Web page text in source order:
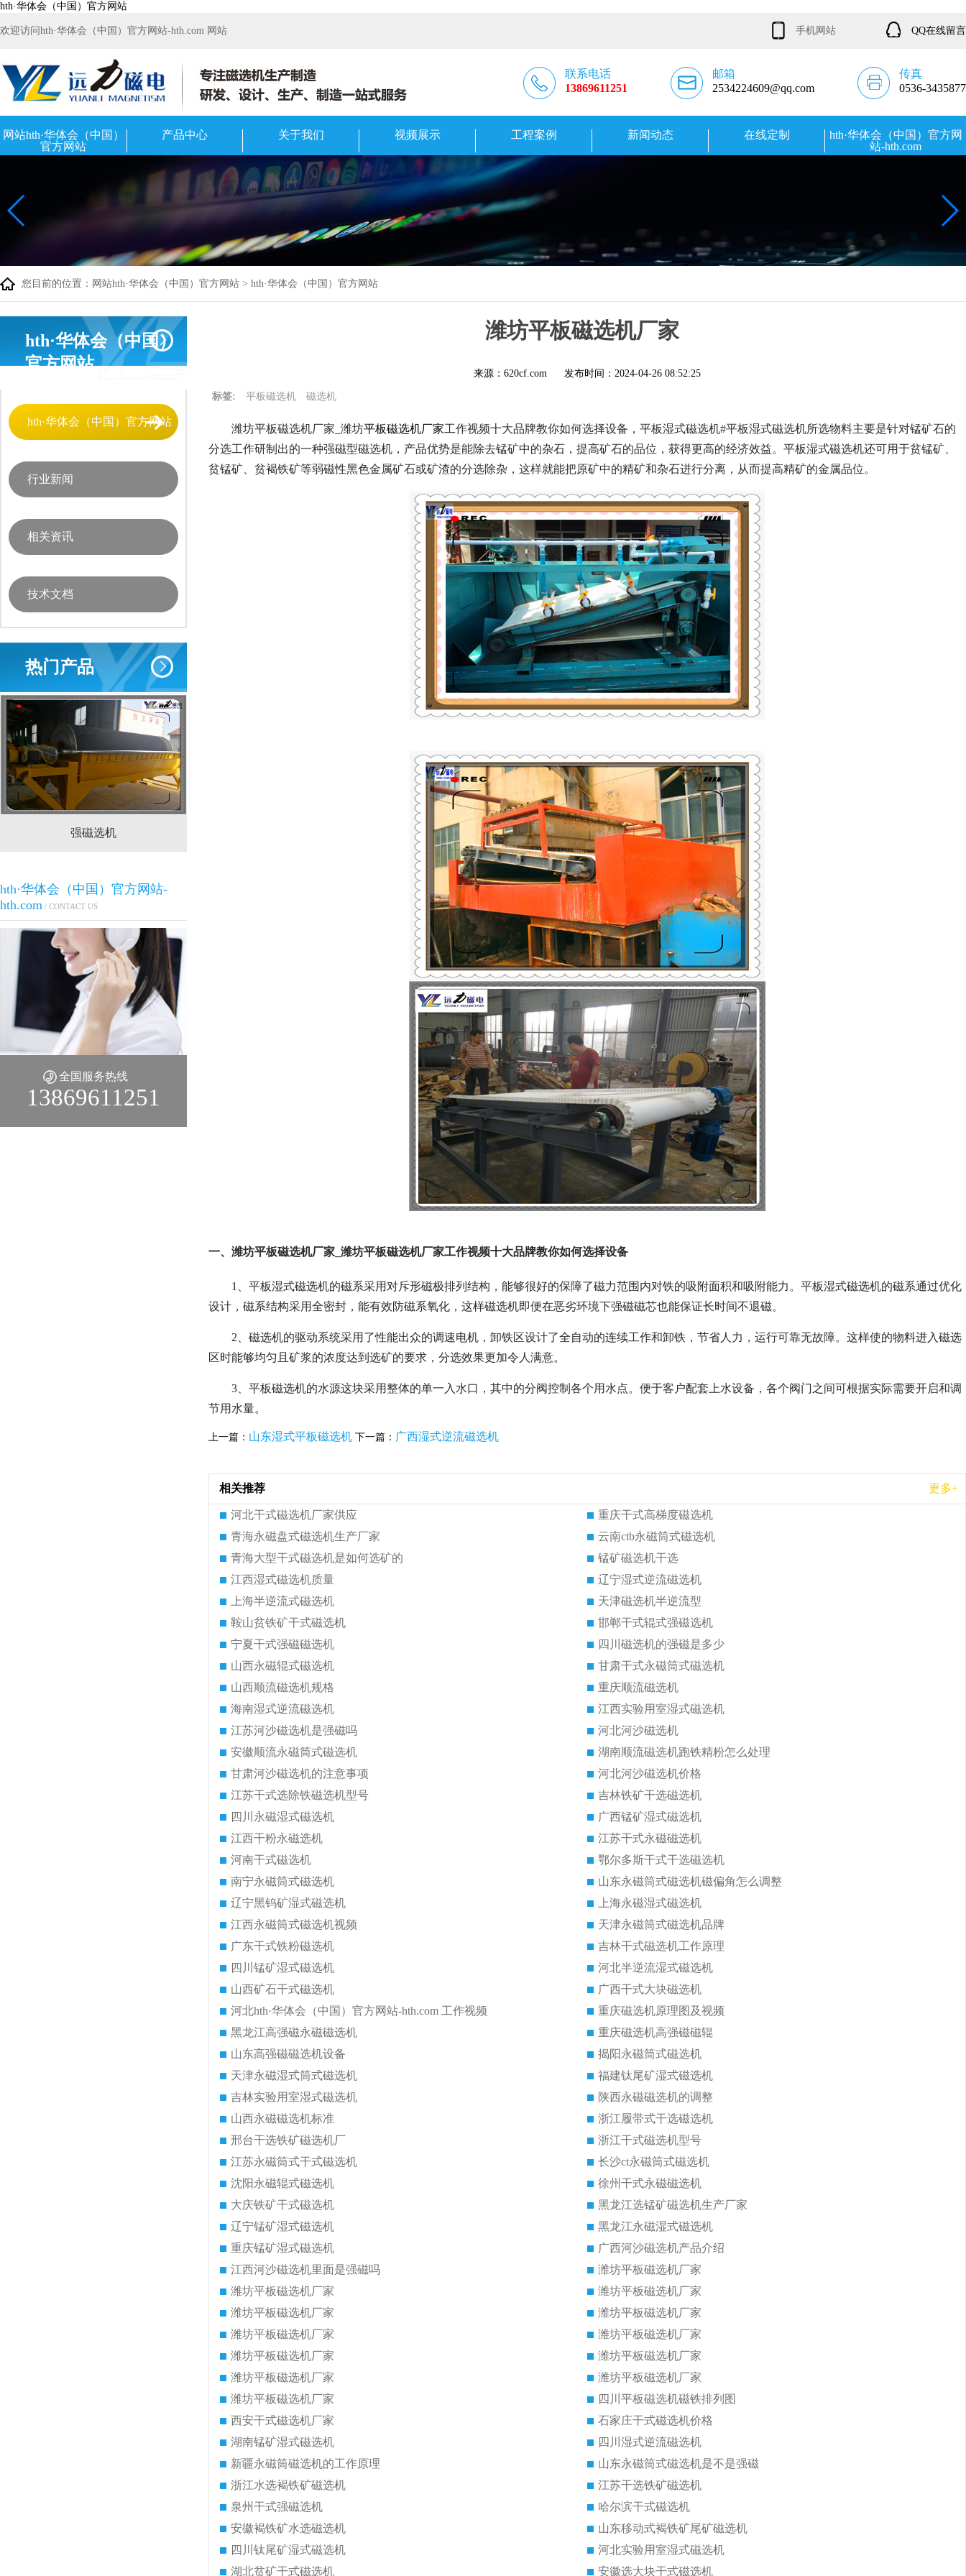
hth·华体会（中国）官方网站
欢迎访问hth·华体会（中国）官方网站-hth.com 网站 手机网站 QQ在线留言
联系电话
13869611251
邮箱
2534224609@qq.com
传真
0536-3435877
网站hth·华体会（中国）
官方网站
产品中心 关于我们 视频展示 工程案例 新闻动态 在线定制
hth·华体会（中国）官方网
站-hth.com
您目前的位置： 网站hth·华体会（中国）官方网站 > hth·华体会（中国）官方网站
hth·华体会（中国）
官方网站
hth·华体会（中国）官方网站
行业新闻
相关资讯
技术文档
热门产品
强磁选机 稀土永磁辊式强磁选机 RCT系列全磁永磁滚筒
hth·华体会（中国）官方网站-
hth.com / CONTACT US
全国服务热线
13869611251
潍坊平板磁选机厂家
来源：620cf.com 发布时间： 2024-04-26 08:52:25
标签: 平板磁选机 磁选机
潍坊平板磁选机厂家_潍坊平板磁选机厂家工作视频十大品牌教你如何选择设备，平板湿式磁选机#平板湿式磁选机所选物料主要是针对锰矿石的
分选工作研制出的一种强磁型磁选机，产品优势是能除去锰矿中的杂石，提高矿石的品位，获得更高的经济效益。 平板湿式磁选机还可用于贫锰矿、
贫锰矿、贫褐铁矿等弱磁性黑色金属矿石或矿渣的分选除杂，这样就能把原矿中的精矿和杂石进行分离，从而提高精矿的金属品位。
一、潍坊平板磁选机厂家_潍坊平板磁选机厂家工作视频十大品牌教你如何选择设备
1、平板湿式磁选机的磁系采用对斥形磁极排列结构，能够很好的保障了磁力范围内对铁的吸附面积和吸附能力。平板湿式磁选机的磁系通过优化
设计，磁系结构采用全密封，能有效防磁系氧化，这样磁选机即便在恶劣环境下强磁磁芯也能保证长时间不退磁。
2、磁选机的驱动系统采用了性能出众的调速电机，卸铁区设计了全自动的连续工作和卸铁，节省人力，运行可靠无故障。这样使的物料进入磁选
区时能够均匀且矿浆的浓度达到选矿的要求，分选效果更加令人满意。
3、平板磁选机的水源这块采用整体的单一入水口，其中的分阀控制各个用水点。便于客户配套上水设备，各个阀门之间可根据实际需要开启和调
节用水量。
上一篇： 山东湿式平板磁选机 下一篇： 广西湿式逆流磁选机
相关推荐 更多+
河北干式磁选机厂家供应
重庆干式高梯度磁选机
青海永磁盘式磁选机生产厂家
云南ctb永磁筒式磁选机
青海大型干式磁选机是如何选矿的
锰矿磁选机干选
江西湿式磁选机质量
辽宁湿式逆流磁选机
上海半逆流式磁选机
天津磁选机半逆流型
鞍山贫铁矿干式磁选机
邯郸干式辊式强磁选机
宁夏干式强磁磁选机
四川磁选机的强磁是多少
山西永磁辊式磁选机
甘肃干式永磁筒式磁选机
山西顺流磁选机规格
重庆顺流磁选机
海南湿式逆流磁选机
江西实验用室湿式磁选机
江苏河沙磁选机是强磁吗
河北河沙磁选机
安徽顺流永磁筒式磁选机
湖南顺流磁选机跑铁精粉怎么处理
甘肃河沙磁选机的注意事项
河北河沙磁选机价格
江苏干式选除铁磁选机型号
吉林铁矿干选磁选机
四川永磁湿式磁选机
广西锰矿湿式磁选机
江西干粉永磁选机
江苏干式永磁磁选机
河南干式磁选机
鄂尔多斯干式干选磁选机
南宁永磁筒式磁选机
山东永磁筒式磁选机磁偏角怎么调整
辽宁黑钨矿湿式磁选机
上海永磁湿式磁选机
江西永磁筒式磁选机视频
天津永磁筒式磁选机品牌
广东干式铁粉磁选机
吉林干式磁选机工作原理
四川锰矿湿式磁选机
河北半逆流湿式磁选机
山西矿石干式磁选机
广西干式大块磁选机
河北hth·华体会（中国）官方网站-hth.com 工作视频
重庆磁选机原理图及视频
黑龙江高强磁永磁磁选机
重庆磁选机高强磁磁辊
山东高强磁磁选机设备
揭阳永磁筒式磁选机
天津永磁湿式筒式磁选机
福建钛尾矿湿式磁选机
吉林实验用室湿式磁选机
陕西永磁磁选机的调整
山西永磁磁选机标准
浙江履带式干选磁选机
邢台干选铁矿磁选机厂
浙江干式磁选机型号
江苏永磁筒式干式磁选机
长沙ct永磁筒式磁选机
沈阳永磁辊式磁选机
徐州干式永磁磁选机
大庆铁矿干式磁选机
黑龙江选锰矿磁选机生产厂家
辽宁锰矿湿式磁选机
黑龙江永磁湿式磁选机
重庆锰矿湿式磁选机
广西河沙磁选机产品介绍
江西河沙磁选机里面是强磁吗
潍坊平板磁选机厂家
潍坊平板磁选机厂家
潍坊平板磁选机厂家
潍坊平板磁选机厂家
潍坊平板磁选机厂家
潍坊平板磁选机厂家
潍坊平板磁选机厂家
潍坊平板磁选机厂家
潍坊平板磁选机厂家
潍坊平板磁选机厂家
潍坊平板磁选机厂家
潍坊平板磁选机厂家
四川平板磁选机磁铁排列图
西安干式磁选机厂家
石家庄干式磁选机价格
湖南锰矿湿式磁选机
四川湿式逆流磁选机
新疆永磁筒磁选机的工作原理
山东永磁筒式磁选机是不是强磁
浙江水选褐铁矿磁选机
江苏干选铁矿磁选机
泉州干式强磁选机
哈尔滨干式磁选机
安徽褐铁矿水选磁选机
山东移动式褐铁矿尾矿磁选机
四川钛尾矿湿式磁选机
河北实验用室湿式磁选机
湖北贫矿干式磁选机
安徽选大块干式磁选机